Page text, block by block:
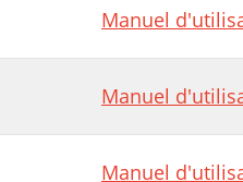
Manuel
Manuel
Manuel